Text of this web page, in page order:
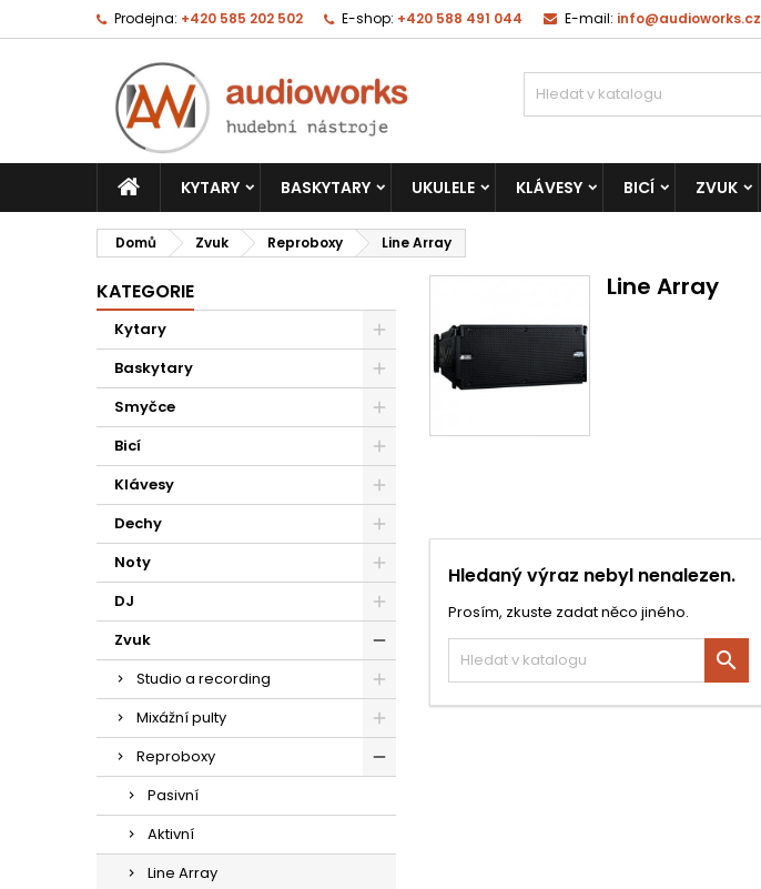
Prodejna: +420 585 202 502 E-shop: +420 588 491 044 E-mail: info@audioworks.cz
KYTARY BASKYTARY UKULELE KLÁVESY BICÍ ZVUK
Domů Zvuk Reproboxy Line Array
KATEGORIE
Kytary
Baskytary
Smyčce
Bicí
Klávesy
Dechy
Noty
DJ
Zvuk
Studio a recording
Mixážní pulty
Reproboxy
Pasivní
Aktivní
Line Array
Line Array
Hledaný výraz nebyl nenalezen.
Prosím, zkuste zadat něco jiného.
